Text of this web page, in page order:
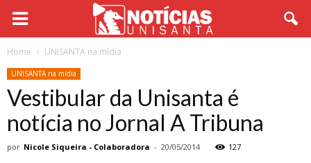
Home UNISANTA na mídia
UNISANTA na mídia
Vestibular da Unisanta é
notícia no Jornal A Tribuna
por Nicole Siqueira - Colaboradora - 20/05/2014 127